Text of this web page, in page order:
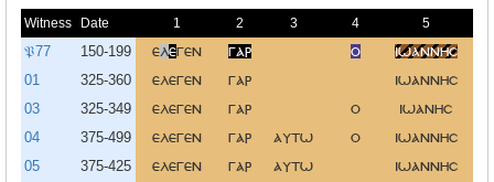
Witness Date 1 2 3 4 5
𝔓77 150-199 ελεγεν γαρ ο ιωαννησ
01 325-360 ελεγεν γαρ ιωαννησ
03 325-349 ελεγεν γαρ ο ιωανησ
04 375-499 ελεγεν γαρ αυτω ο ιωαννησ
05 375-425 ελεγεν γαρ αυτω ιωαννησ